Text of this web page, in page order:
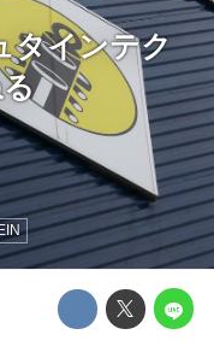
タインテク